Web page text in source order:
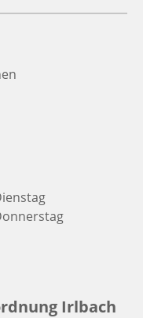
Irlbach